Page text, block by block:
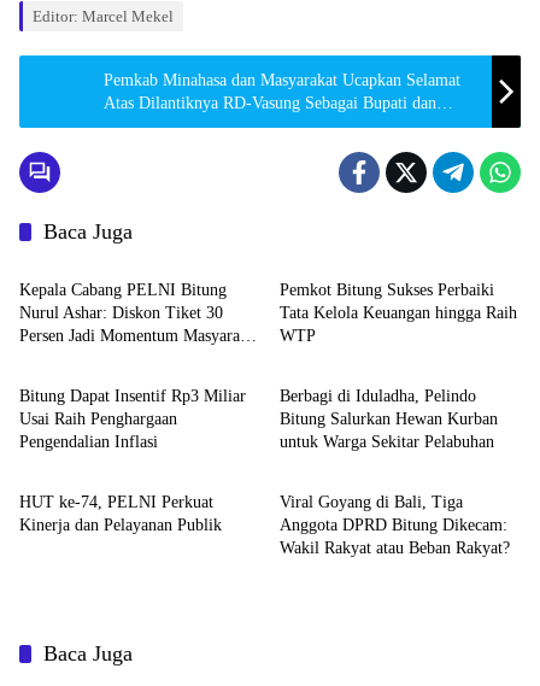
Editor: Marcel Mekel
Pemkab Minahasa dan Masyarakat Ucapkan Selamat
Atas Dilantiknya RD-Vasung Sebagai Bupati dan
Wakil Bupati Minahasa 2025-2030
Baca Juga
Bitung
Kepala Cabang PELNI Bitung
Nurul Ashar: Diskon Tiket 30
Persen Jadi Momentum Masyarakat
Pemkot Bitung Sukses Perbaiki
Tata Kelola Keuangan hingga Raih
WTP
Bitung
Bitung Dapat Insentif Rp3 Miliar
Usai Raih Penghargaan
Pengendalian Inflasi
Editorial Sulut News
Berbagi di Iduladha, Pelindo
Bitung Salurkan Hewan Kurban
untuk Warga Sekitar Pelabuhan
Bitung
HUT ke-74, PELNI Perkuat
Kinerja dan Pelayanan Publik
Editorial Sulut News
Viral Goyang di Bali, Tiga
Anggota DPRD Bitung Dikecam:
Wakil Rakyat atau Beban Rakyat?
Baca Juga